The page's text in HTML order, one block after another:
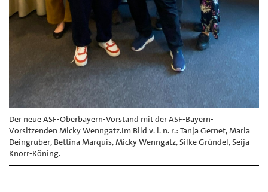
Der neue ASF-Oberbayern-Vorstand mit der ASF-Bayern-
Vorsitzenden Micky Wenngatz.Im Bild v. l. n. r.: Tanja Gernet, Maria
Deingruber, Bettina Marquis, Micky Wenngatz, Silke Gründel, Seija
Knorr-Köning.